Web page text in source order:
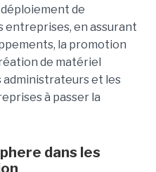
de
entreprises, en assurant
la promotion
de matériel
administrateurs et les
à passer la
dans les